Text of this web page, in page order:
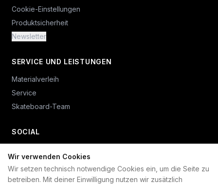
Wir verwenden Cookies
Wir setzen technisch notwendige Cookies ein, um die Seite zu
betreiben. Mit deiner Einwilligung nutzen wir zusätzlich
Cookie-Einstellungen
Produktsicherheit
Newsletter
SERVICE UND LEISTUNGEN
Materialverleih
Service
Skateboard-Team
SOCIAL
+49 234 687 00 38
shop@plan-b-funsport.de